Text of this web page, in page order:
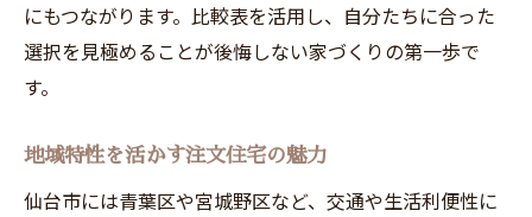
にもつながります。比較表を活用し、自分たちに合った
選択を見極めることが後悔しない家づくりの第一歩で
す。
地域特性を活かす注文住宅の魅力
仙台市には青葉区や宮城野区など、交通や生活利便性に